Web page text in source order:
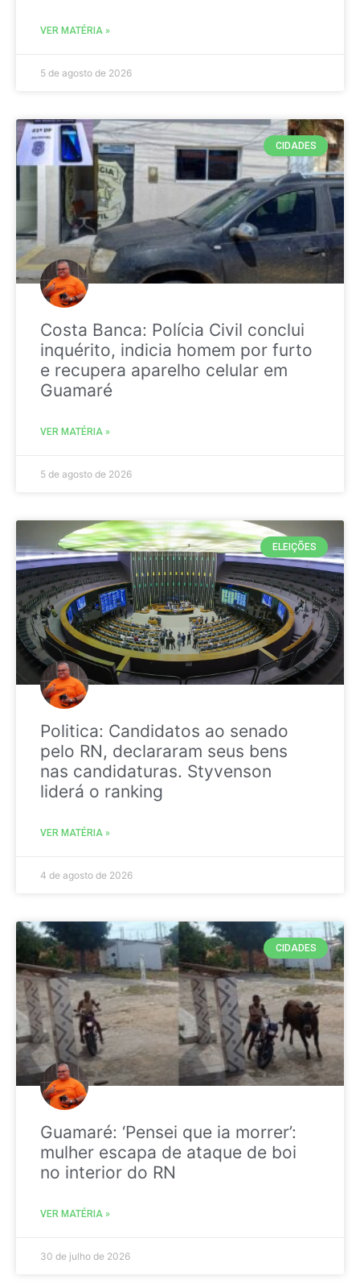
VER MATÉRIA »
5 de agosto de 2026
CIDADES
Costa Banca: Polícia Civil conclui
inquérito, indicia homem por furto
e recupera aparelho celular em
Guamaré
VER MATÉRIA »
5 de agosto de 2026
ELEIÇÕES
Politica: Candidatos ao senado
pelo RN, declararam seus bens
nas candidaturas. Styvenson
liderá o ranking
VER MATÉRIA »
4 de agosto de 2026
CIDADES
Guamaré: ‘Pensei que ia morrer’:
mulher escapa de ataque de boi
no interior do RN
VER MATÉRIA »
30 de julho de 2026